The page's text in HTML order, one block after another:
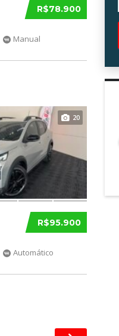
R$78.900
Manual
20
R$95.900
Automático